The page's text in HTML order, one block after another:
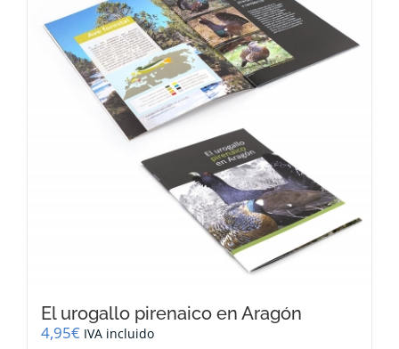
El urogallo pirenaico en Aragón
4,95€ IVA incluido